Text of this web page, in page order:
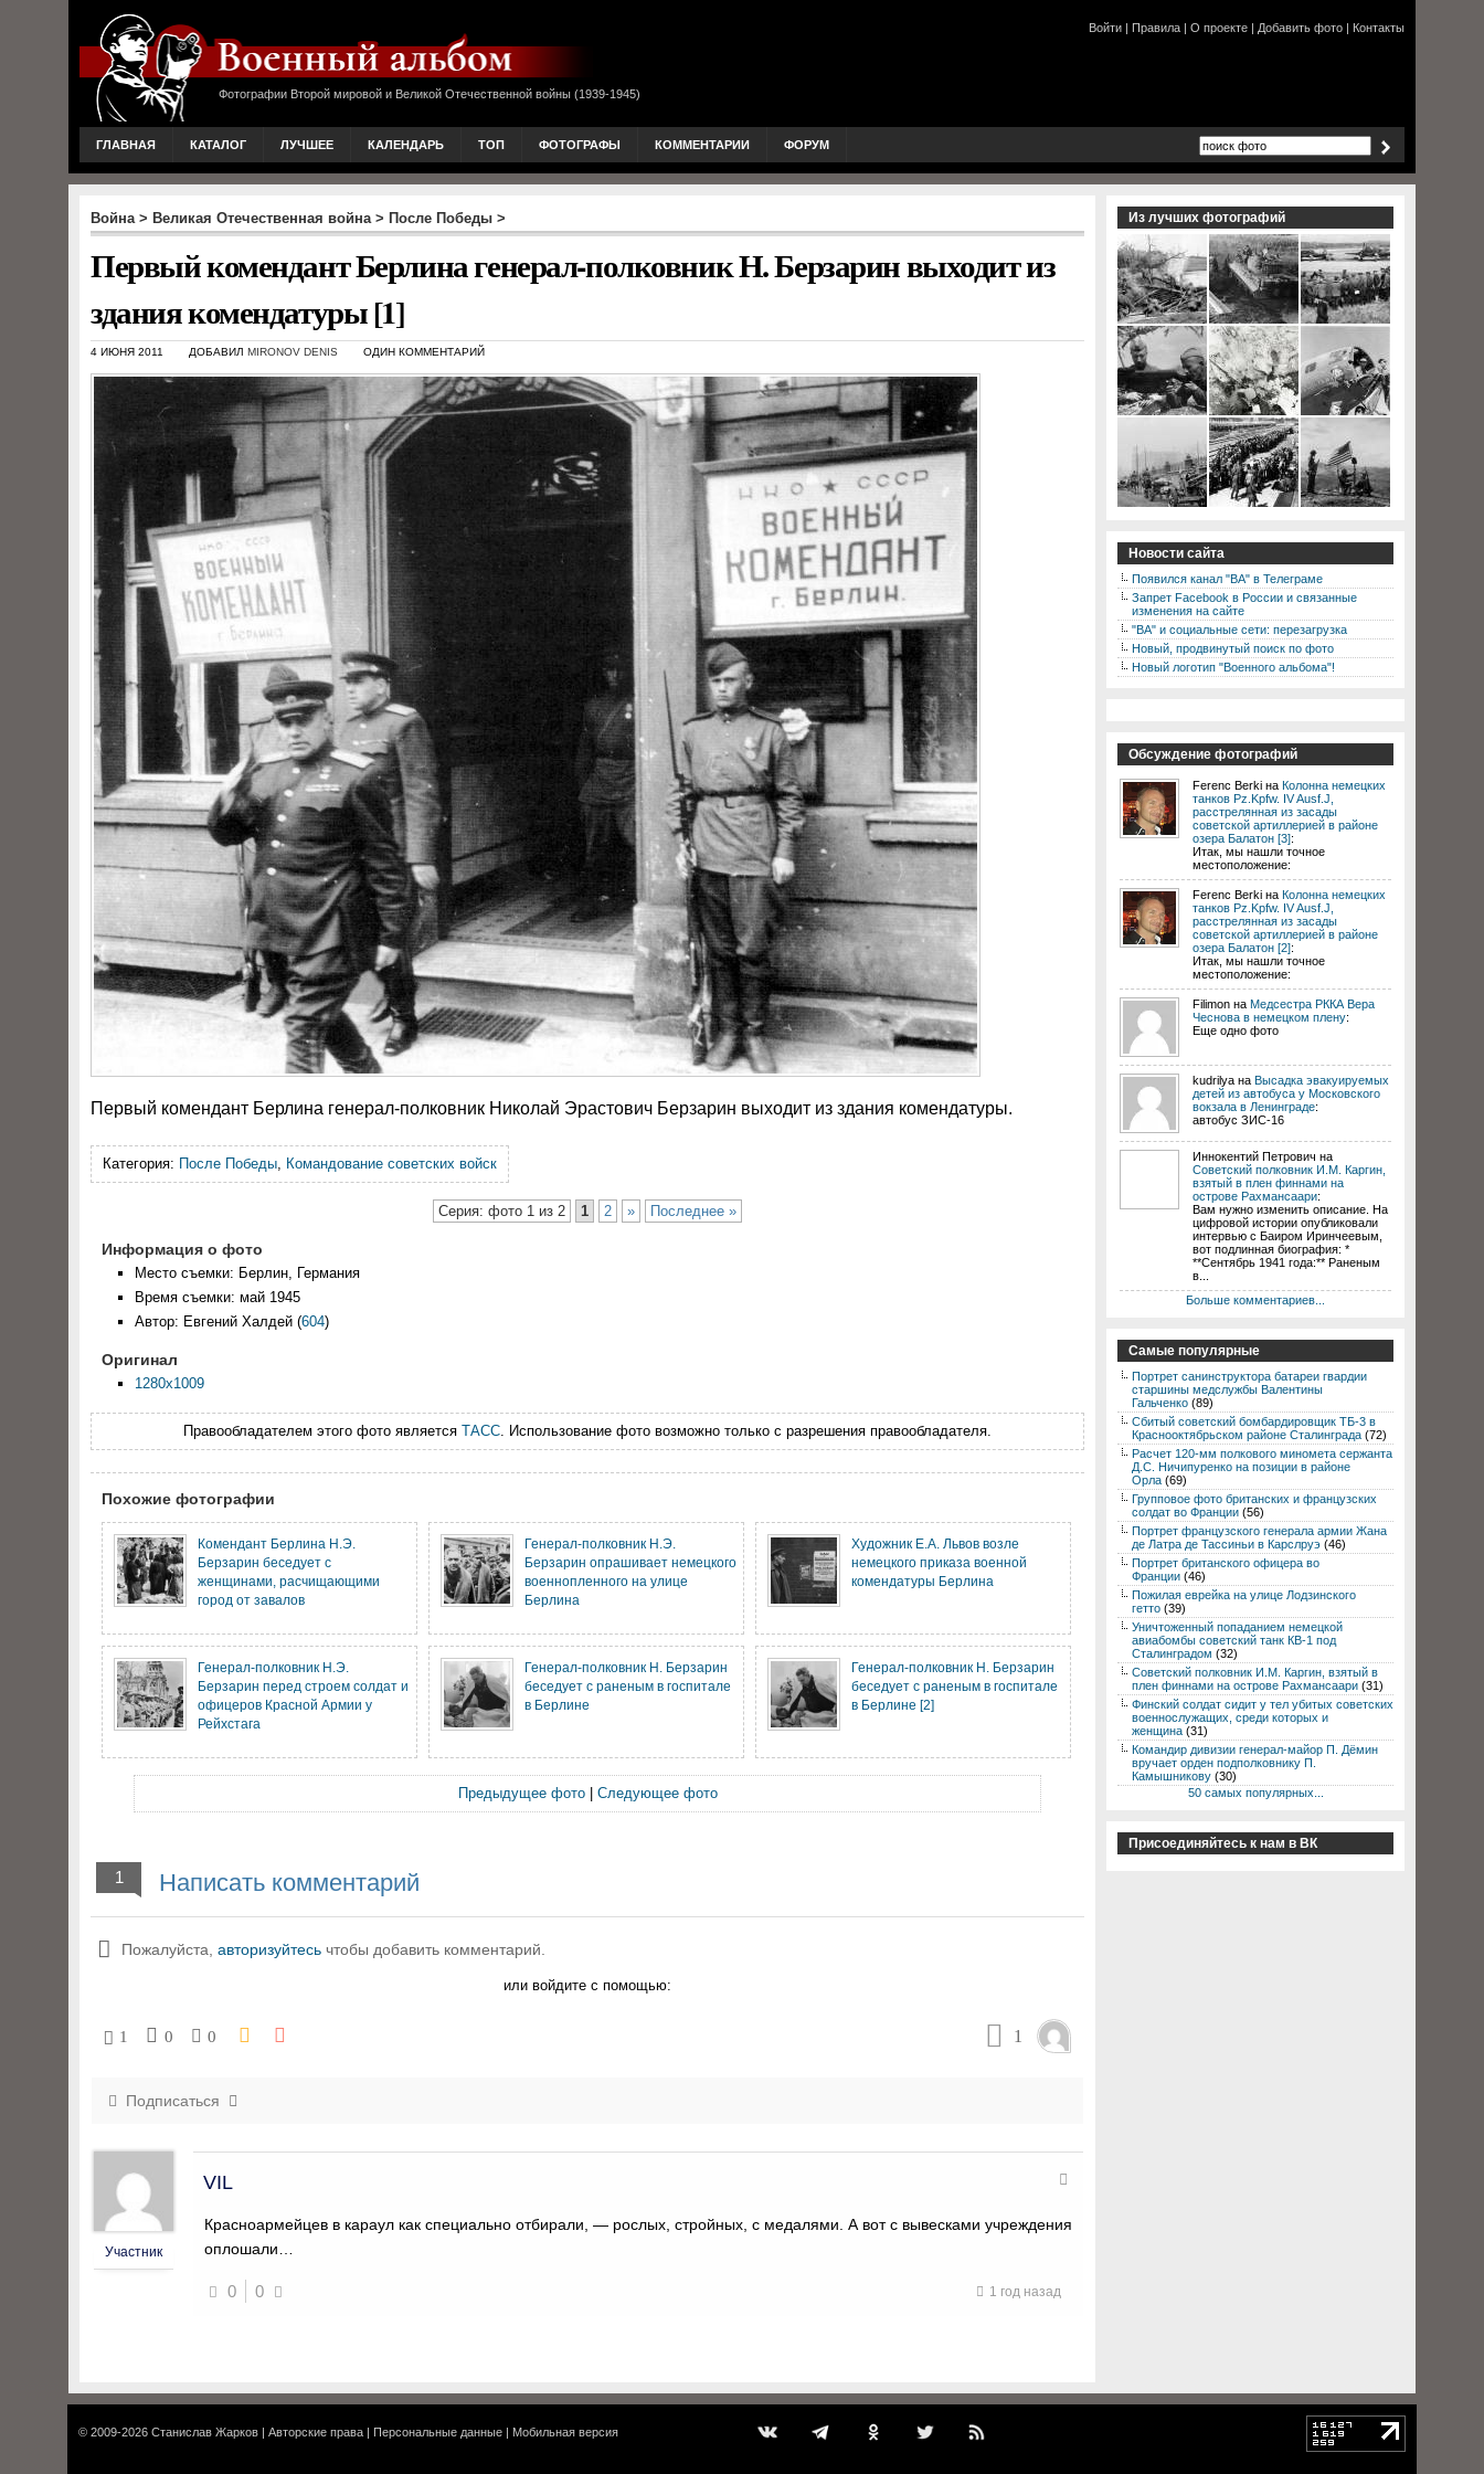
Фотографии Второй мировой и Великой Отечественной войны (1939-1945)
Войти | Правила | О проекте | Добавить фото | Контакты
ГЛАВНАЯ КАТАЛОГ ЛУЧШЕЕ КАЛЕНДАРЬ ТОП ФОТОГРАФЫ КОММЕНТАРИИ ФОРУМ
Война> Великая Отечественная война> После Победы >
Первый комендант Берлина генерал-полковник Н. Берзарин выходит из
здания комендатуры [1]
4 ИЮНЯ 2011 ДОБАВИЛ MIRONOV DENIS ОДИН КОММЕНТАРИЙ
Первый комендант Берлина генерал-полковник Николай Эрастович Берзарин выходит из здания комендатуры.
Категория: После Победы, Командование советских войск
Серия: фото 1 из 2 1 2 » Последнее »
Информация о фото
Место съемки: Берлин, Германия
Время съемки: май 1945
Автор: Евгений Халдей (604)
Оригинал
1280x1009
Правообладателем этого фото является ТАСС. Использование фото возможно только с разрешения правообладателя.
Похожие фотографии
Комендант Берлина Н.Э.
Берзарин беседует с
женщинами, расчищающими
город от завалов
Генерал-полковник Н.Э.
Берзарин опрашивает немецкого
военнопленного на улице
Берлина
Художник Е.А. Львов возле
немецкого приказа военной
комендатуры Берлина
Генерал-полковник Н.Э.
Берзарин перед строем солдат и
офицеров Красной Армии у
Рейхстага
Генерал-полковник Н. Берзарин
беседует с раненым в госпитале
в Берлине
Генерал-полковник Н. Берзарин
беседует с раненым в госпитале
в Берлине [2]
Предыдущее фото| Следующее фото
1 Написать комментарий
Пожалуйста, авторизуйтесь чтобы добавить комментарий.
или войдите с помощью:
1 0 0 1
Подписаться
Участник
VIL
Красноармейцев в караул как специально отбирали, — рослых, стройных, с медалями. А вот с вывесками учреждения
оплошали…
0 0 1 год назад
Из лучших фотографий
Новости сайта
Появился канал "ВА" в Телеграме
Запрет Facebook в России и связанные
изменения на сайте
"ВА" и социальные сети: перезагрузка
Новый, продвинутый поиск по фото
Новый логотип "Военного альбома"!
Обсуждение фотографий
Ferenc Berki на Колонна немецких
танков Pz.Kpfw. IV Ausf.J,
расстрелянная из засады
советской артиллерией в районе
озера Балатон [3]:
Итак, мы нашли точное
местоположение:
Ferenc Berki на Колонна немецких
танков Pz.Kpfw. IV Ausf.J,
расстрелянная из засады
советской артиллерией в районе
озера Балатон [2]:
Итак, мы нашли точное
местоположение:
Filimon на Медсестра РККА Вера
Чеснова в немецком плену:
Еще одно фото
kudrilya на Высадка эвакуируемых
детей из автобуса у Московского
вокзала в Ленинграде:
автобус ЗИС-16
Иннокентий Петрович на
Советский полковник И.М. Каргин,
взятый в плен финнами на
острове Рахмансаари:
Вам нужно изменить описание. На
цифровой истории опубликовали
интервью с Баиром Иринчеевым,
вот подлинная биография: *
**Сентябрь 1941 года:** Раненым
в...
Больше комментариев...
Самые популярные
Портрет санинструктора батареи гвардии
старшины медслужбы Валентины
Гальченко (89)
Сбитый советский бомбардировщик ТБ-3 в
Краснооктябрьском районе Сталинграда (72)
Расчет 120-мм полкового миномета сержанта
Д.С. Ничипуренко на позиции в районе
Орла (69)
Групповое фото британских и французских
солдат во Франции (56)
Портрет французского генерала армии Жана
де Латра де Тассиньи в Карслруэ (46)
Портрет британского офицера во
Франции (46)
Пожилая еврейка на улице Лодзинского
гетто (39)
Уничтоженный попаданием немецкой
авиабомбы советский танк КВ-1 под
Сталинградом (32)
Советский полковник И.М. Каргин, взятый в
плен финнами на острове Рахмансаари (31)
Финский солдат сидит у тел убитых советских
военнослужащих, среди которых и
женщина (31)
Командир дивизии генерал-майор П. Дёмин
вручает орден подполковнику П.
Камышникову (30)
50 самых популярных...
Присоединяйтесь к нам в ВК
© 2009-2026 Станислав Жарков | Авторские права | Персональные данные | Мобильная версия